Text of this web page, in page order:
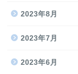
2023年8月
2023年7月
2023年6月